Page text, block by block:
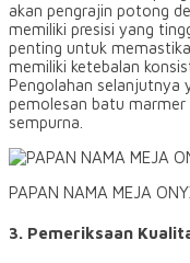
akan pengrajin potong
memiliki presisi yang
penting untuk
memiliki ketebalan
Pengolahan selanjutnya
pemolesan batu marmer
sempurna.
PAPAN NAMA MEJA
3. Pemeriksaan